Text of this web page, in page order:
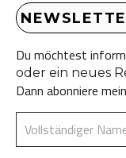
Du möchtest
oder ein neues
Dann abonniere